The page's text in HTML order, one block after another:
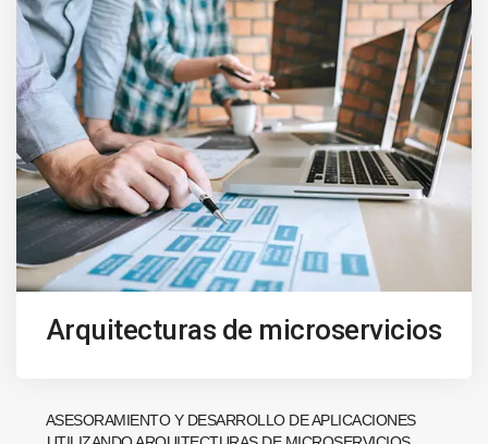
Arquitecturas de microservicios
ASESORAMIENTO Y DESARROLLO DE APLICACIONES